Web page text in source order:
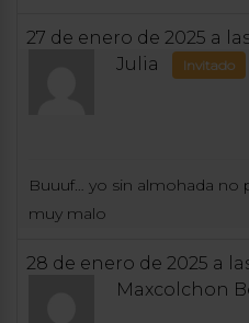
27 de enero de 2025 a las
Julia Invitado
Buuuf… yo sin almohada no
muy malo
28 de enero de 2025 a
Maxcolchon